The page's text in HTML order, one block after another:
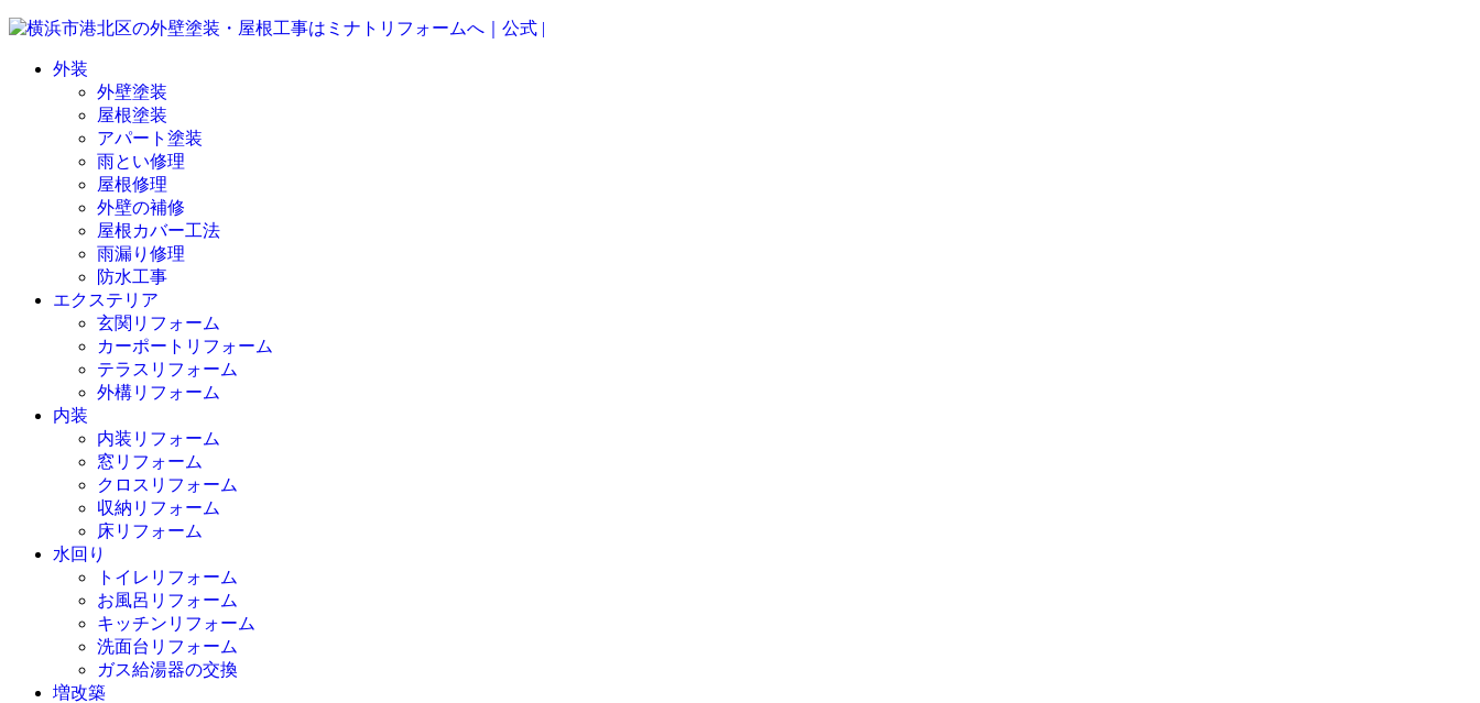
外装
外壁塗装
屋根塗装
アパート塗装
雨とい修理
屋根修理
外壁の補修
屋根カバー工法
雨漏り修理
防水工事
エクステリア
玄関リフォーム
カーポートリフォーム
テラスリフォーム
外構リフォーム
内装
内装リフォーム
窓リフォーム
クロスリフォーム
収納リフォーム
床リフォーム
水回り
トイレリフォーム
お風呂リフォーム
キッチンリフォーム
洗面台リフォーム
ガス給湯器の交換
増改築